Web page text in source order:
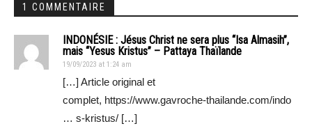
1 COMMENTAIRE
INDONÉSIE : Jésus Christ ne sera plus “Isa Almasih”,
mais “Yesus Kristus” – Pattaya Thaïlande
19/09/2023 at 1:24 am
[…] Article original et
complet, https://www.gavroche-thailande.com/indo
… s-kristus/ […]